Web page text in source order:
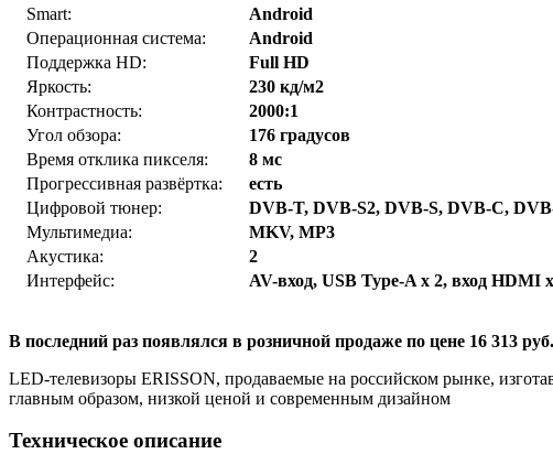
Smart:
Android
Операционная система:
Android
Поддержка HD:
Full HD
Яркость:
230 кд/м2
Контрастность:
2000:1
Угол обзора:
176 градусов
Время отклика пикселя:
8 мс
Прогрессивная развёртка:
есть
Цифровой тюнер:
DVB-T, DVB-S2, DVB-S, DVB-C,
Мультимедиа:
MKV, MP3
Акустика:
2
Интерфейс:
AV-вход, USB Type-A x 2, вход HDMI
В последний раз появлялся в розничной продаже по цене 16 313 руб.
LED-телевизоры ERISSON, продаваемые на российском рынке,
главным образом, низкой ценой и современным дизайном
Техническое описание